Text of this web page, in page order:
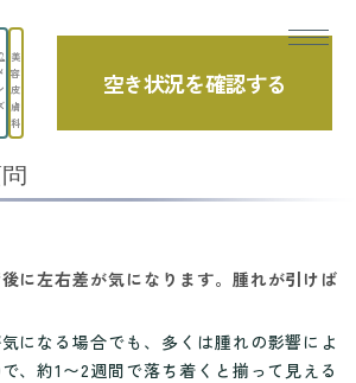
美
容
皮
膚
科
空き状況を確認する
になります。...
に左右差が気になります。腫れが引けば
になる場合でも、多くは腫れの影響によ
、約1〜2週間で落ち着くと揃って見える